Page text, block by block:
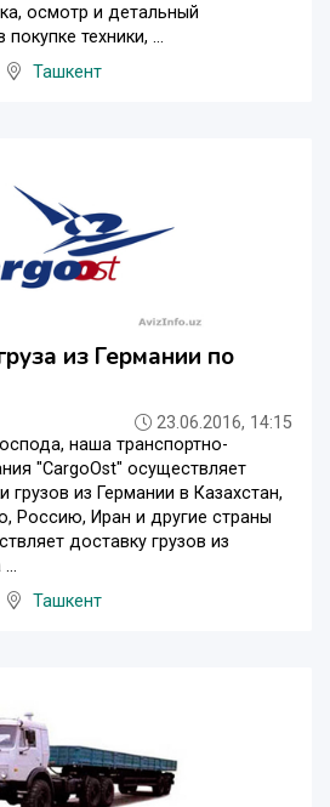
осмотр и детальный
техники, ...
Ташкент
из Германии по
23.06.2016, 14:15
наша транспортно-
"CargoOst" осуществляет
из Германии в Казахстан,
Россию, Иран и другие страны
доставку грузов из
Ташкент